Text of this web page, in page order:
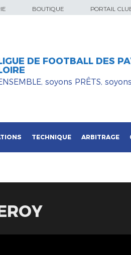
BOUTIQUE PORTAIL
DE FOOTBALL DES
soyons PRÊTS,
TECHNIQUE ARBITRAGE